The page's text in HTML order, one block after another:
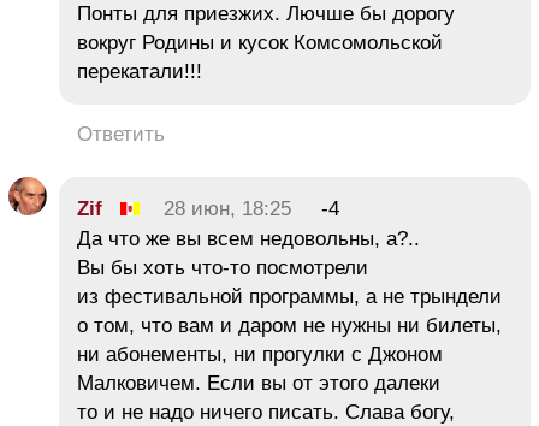
Понты для приезжих. Лючше бы дорогу
вокруг Родины и кусок Комсомольской
перекатали!!!
Ответить
Zif 28 июн, 18:25
-4
Да что же вы всем недовольны, а?..
Вы бы хоть что-то посмотрели
из фестивальной программы, а не трындели
о том, что вам и даром не нужны ни билеты,
ни абонементы, ни прогулки с Джоном
Малковичем. Если вы от этого далеки
то и не надо ничего писать. Слава богу,